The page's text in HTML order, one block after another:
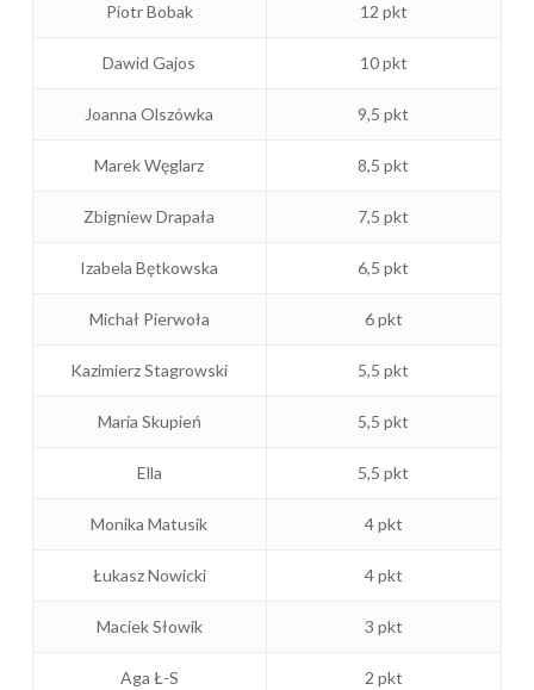
Piotr Bobak 12 pkt
Dawid Gajos 10 pkt
Joanna Olszówka 9,5 pkt
Marek Węglarz 8,5 pkt
Zbigniew Drapała 7,5 pkt
Izabela Bętkowska 6,5 pkt
Michał Pierwoła 6 pkt
Kazimierz Stagrowski 5,5 pkt
Maria Skupień 5,5 pkt
Ella 5,5 pkt
Monika Matusik 4 pkt
Łukasz Nowicki 4 pkt
Maciek Słowik 3 pkt
Aga Ł-S 2 pkt